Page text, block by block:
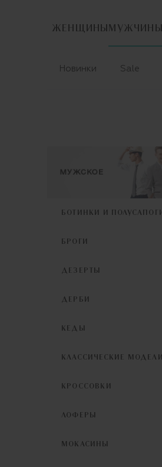
ЖЕНЩИНЫ МУЖЧИНЫ
Новинки Sale
БОТИНКИ И ПОЛУСАПОГИ
БРОГИ
ДЕЗЕРТЫ
ДЕРБИ
КЕДЫ
КЛАССИЧЕСКИЕ МОДЕЛИ
КРОССОВКИ
ЛОФЕРЫ
МОКАСИНЫ